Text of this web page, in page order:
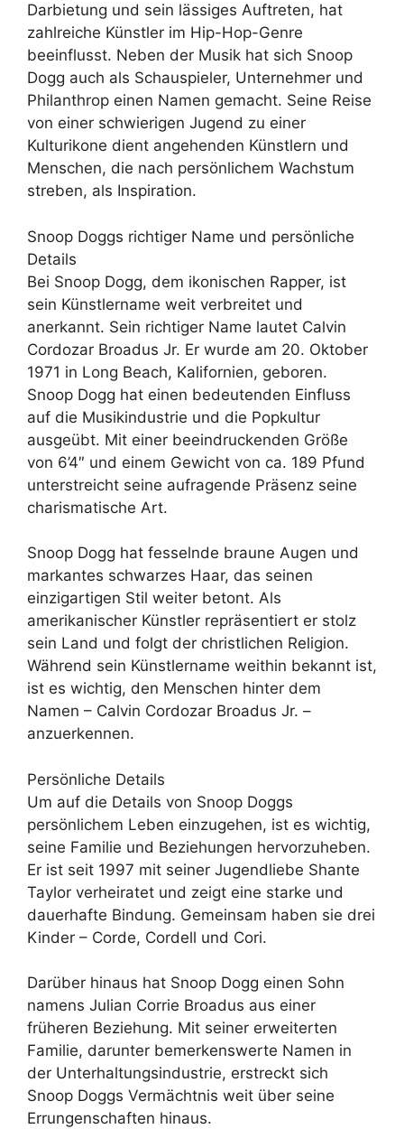
Darbietung und sein lässiges Auftreten, hat
zahlreiche Künstler im Hip-Hop-Genre
beeinflusst. Neben der Musik hat sich Snoop
Dogg auch als Schauspieler, Unternehmer und
Philanthrop einen Namen gemacht. Seine Reise
von einer schwierigen Jugend zu einer
Kulturikone dient angehenden Künstlern und
Menschen, die nach persönlichem Wachstum
streben, als Inspiration.
Snoop Doggs richtiger Name und persönliche
Details
Bei Snoop Dogg, dem ikonischen Rapper, ist
sein Künstlername weit verbreitet und
anerkannt. Sein richtiger Name lautet Calvin
Cordozar Broadus Jr. Er wurde am 20. Oktober
1971 in Long Beach, Kalifornien, geboren.
Snoop Dogg hat einen bedeutenden Einfluss
auf die Musikindustrie und die Popkultur
ausgeübt. Mit einer beeindruckenden Größe
von 6’4″ und einem Gewicht von ca. 189 Pfund
unterstreicht seine aufragende Präsenz seine
charismatische Art.
Snoop Dogg hat fesselnde braune Augen und
markantes schwarzes Haar, das seinen
einzigartigen Stil weiter betont. Als
amerikanischer Künstler repräsentiert er stolz
sein Land und folgt der christlichen Religion.
Während sein Künstlername weithin bekannt ist,
ist es wichtig, den Menschen hinter dem
Namen – Calvin Cordozar Broadus Jr. –
anzuerkennen.
Persönliche Details
Um auf die Details von Snoop Doggs
persönlichem Leben einzugehen, ist es wichtig,
seine Familie und Beziehungen hervorzuheben.
Er ist seit 1997 mit seiner Jugendliebe Shante
Taylor verheiratet und zeigt eine starke und
dauerhafte Bindung. Gemeinsam haben sie drei
Kinder – Corde, Cordell und Cori.
Darüber hinaus hat Snoop Dogg einen Sohn
namens Julian Corrie Broadus aus einer
früheren Beziehung. Mit seiner erweiterten
Familie, darunter bemerkenswerte Namen in
der Unterhaltungsindustrie, erstreckt sich
Snoop Doggs Vermächtnis weit über seine
Errungenschaften hinaus.